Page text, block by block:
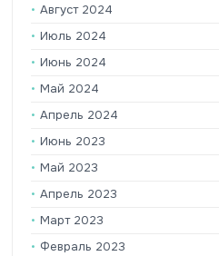
Август 2024
Июль 2024
Июнь 2024
Май 2024
Апрель 2024
Июнь 2023
Май 2023
Апрель 2023
Март 2023
Февраль 2023